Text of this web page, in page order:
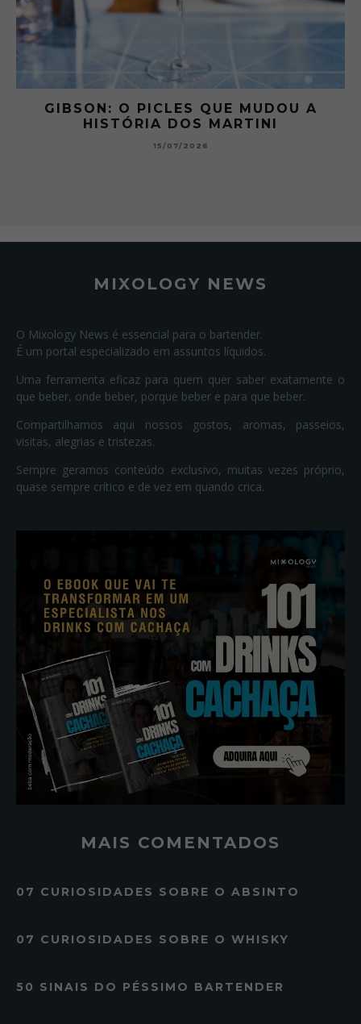
GIBSON: O PICLES QUE MUDOU A
HISTÓRIA DOS MARTINI
15/07/2026
MIXOLOGY NEWS
O Mixology News é essencial para o bartender.
É um portal especializado em assuntos líquidos.
Uma ferramenta eficaz para quem quer saber exatamente o
que beber, onde beber, porque beber e para que beber.
Compartilhamos aqui nossos gostos, aromas, passeios,
visitas, alegrias e tristezas.
Sempre geramos conteúdo exclusivo, muitas vezes próprio,
quase sempre crítico e de vez em quando crica.
MAIS COMENTADOS
07 CURIOSIDADES SOBRE O ABSINTO
07 CURIOSIDADES SOBRE O WHISKY
50 SINAIS DO PÉSSIMO BARTENDER